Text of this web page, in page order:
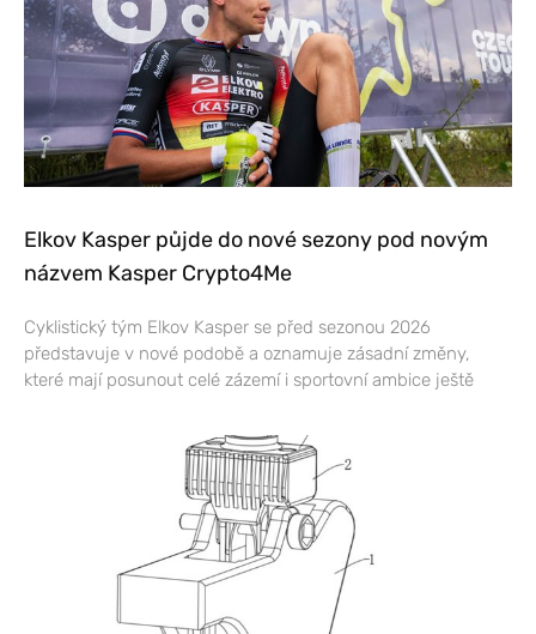
Elkov Kasper půjde do nové sezony pod novým
názvem Kasper Crypto4Me
Cyklistický tým Elkov Kasper se před sezonou 2026
představuje v nové podobě a oznamuje zásadní změny,
které mají posunout celé zázemí i sportovní ambice ještě